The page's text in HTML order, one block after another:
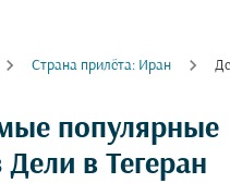
Cтрана прилёта: Иран
популярные
в Тегеран
свой маршрут